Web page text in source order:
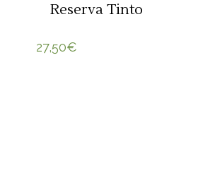
Reserva Tinto
27,50€